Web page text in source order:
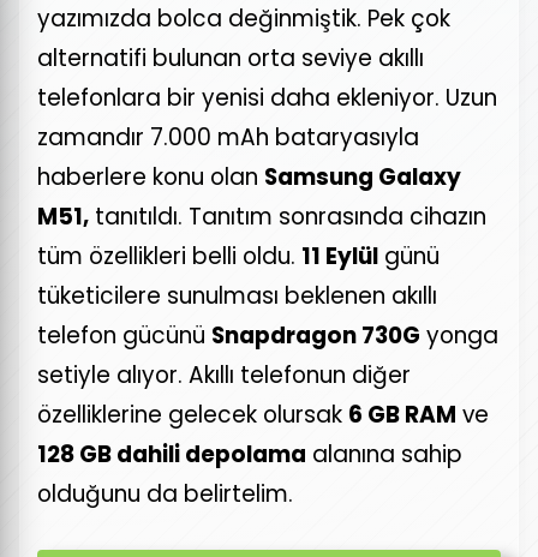
yazımızda bolca değinmiştik. Pek çok
alternatifi bulunan orta seviye akıllı
telefonlara bir yenisi daha ekleniyor. Uzun
zamandır 7.000 mAh bataryasıyla
haberlere konu olan Samsung Galaxy
M51, tanıtıldı. Tanıtım sonrasında cihazın
tüm özellikleri belli oldu. 11 Eylül günü
tüketicilere sunulması beklenen akıllı
telefon gücünü Snapdragon 730G yonga
setiyle alıyor. Akıllı telefonun diğer
özelliklerine gelecek olursak 6 GB RAM ve
128 GB dahili depolama alanına sahip
olduğunu da belirtelim.